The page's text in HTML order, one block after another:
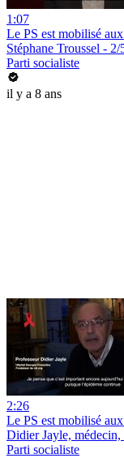
1:07
Le PS est mobilisé
Stéphane Troussel - 2/
Parti socialiste
il y a 8 ans
2:26
Le PS est mobilisé
Didier Jayle,
Parti socialiste